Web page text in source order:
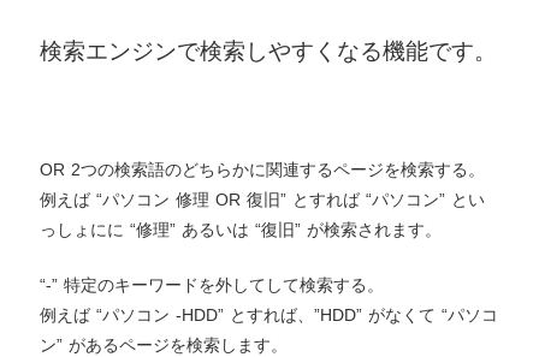
検索エンジンで検索しやすくなる機能です。
OR 2つの検索語のどちらかに関連するページを検索する。
例えば “パソコン 修理 OR 復旧” とすれば “パソコン” とい
っしょにに “修理” あるいは “復旧” が検索されます。
“-” 特定のキーワードを外してして検索する。
例えば “パソコン -HDD” とすれば、”HDD” がなくて “パソコ
ン” があるページを検索します。